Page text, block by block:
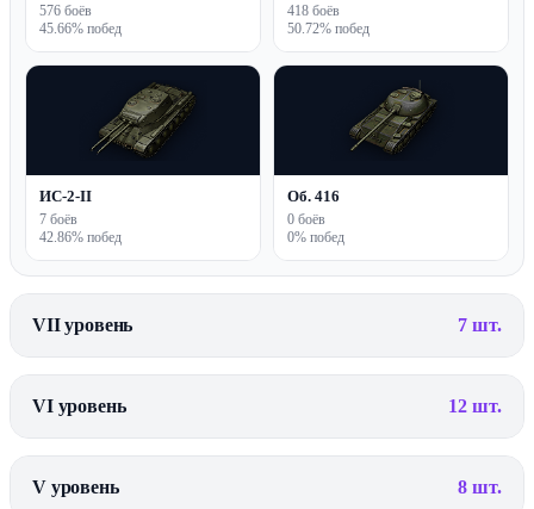
576 боёв
45.66% побед
418 боёв
50.72% побед
ИС-2-II
7 боёв
42.86% побед
Об. 416
0 боёв
0% побед
VII уровень 7 шт.
VI уровень 12 шт.
V уровень 8 шт.